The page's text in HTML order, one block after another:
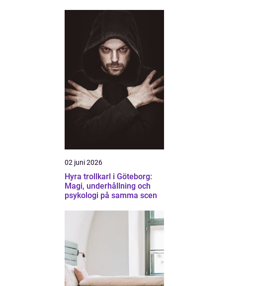
02 juni 2026
Hyra trollkarl i Göteborg:
Magi, underhållning och
psykologi på samma scen